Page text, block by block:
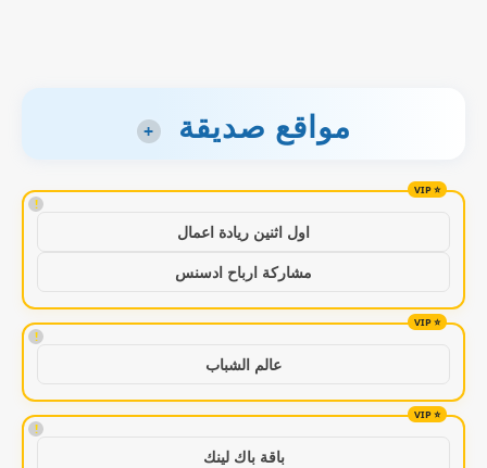
مواقع صديقة +
!
اول اثنين ريادة اعمال
مشاركة ارباح ادسنس
!
عالم الشباب
!
باقة باك لينك